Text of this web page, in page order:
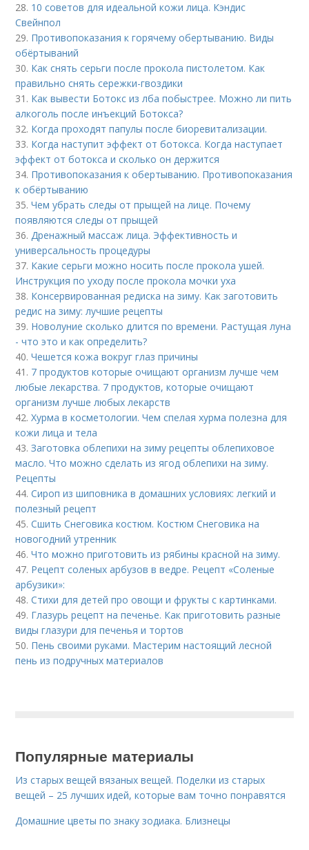
28. 10 советов для идеальной кожи лица. Кэндис
Свейнпол
29. Противопоказания к горячему обертыванию. Виды
обёртываний
30. Как снять серьги после прокола пистолетом. Как
правильно снять сережки-гвоздики
31. Как вывести Ботокс из лба побыстрее. Можно ли пить
алкоголь после инъекций Ботокса?
32. Когда проходят папулы после биоревитализации.
33. Когда наступит эффект от ботокса. Когда наступает
эффект от ботокса и сколько он держится
34. Противопоказания к обертыванию. Противопоказания
к обёртыванию
35.Чем убрать следы от прыщей на лице. Почему
появляются следы от прыщей
36.Дренажный массаж лица. Эффективность и
универсальность процедуры
37. Какие серьги можно носить после прокола ушей.
Инструкция по уходу после прокола мочки уха
38. Консервированная редиска на зиму. Как заготовить
редис на зиму: лучшие рецепты
39. Новолуние сколько длится по времени. Растущая луна
- что это и как определить?
40.Чешется кожа вокруг глаз причины
41. 7 продуктов которые очищают организм лучше чем
любые лекарства. 7 продуктов, которые очищают
организм лучше любых лекарств
42.Хурма в косметологии. Чем спелая хурма полезна для
кожи лица и тела
43.Заготовка облепихи на зиму рецепты облепиховое
масло. Что можно сделать из ягод облепихи на зиму.
Рецепты
44.Сироп из шиповника в домашних условиях: легкий и
полезный рецепт
45.Сшить Снеговика костюм. Костюм Снеговика на
новогодний утренник
46.Что можно приготовить из рябины красной на зиму.
47. Рецепт соленых арбузов в ведре. Рецепт «Соленые
арбузики»:
48.Стихи для детей про овощи и фрукты с картинками.
49. Глазурь рецепт на печенье. Как приготовить разные
виды глазури для печенья и тортов
50. Пень своими руками. Мастерим настоящий лесной
пень из подручных материалов
Популярные материалы
Из старых вещей вязаных вещей. Поделки из старых
вещей – 25 лучших идей, которые вам точно понравятся
Домашние цветы по знаку зодиака. Близнецы